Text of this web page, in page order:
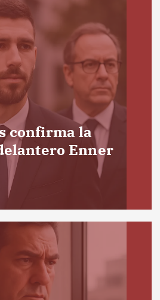
confirma la
Enner